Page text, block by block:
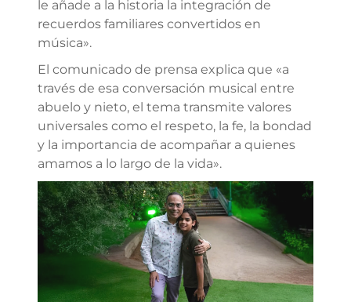
le añade a la historia la integración de
recuerdos familiares convertidos en
música».
El comunicado de prensa explica que «a
través de esa conversación musical entre
abuelo y nieto, el tema transmite valores
universales como el respeto, la fe, la bondad
y la importancia de acompañar a quienes
amamos a lo largo de la vida».